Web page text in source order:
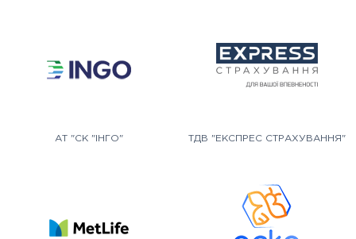
АТ "СК "ІНГО" ТДВ "ЕКСПРЕС СТРАХУВАННЯ"